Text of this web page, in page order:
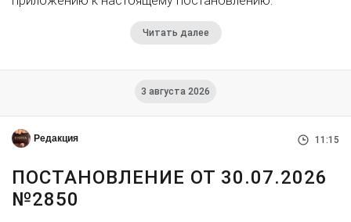
Читать далее
3 августа 2026
Редакция 11:15
ПОСТАНОВЛЕНИЕ ОТ 30.07.2026
№2850